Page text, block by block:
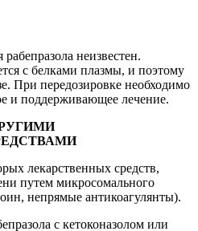
неизвестен.
с белками плазмы, и поэтому
При передозировке необходимо
и поддерживающее лечение.
лекарственных средств,
путем микросомального
непрямые антикоагулянты).
с кетоконазолом или